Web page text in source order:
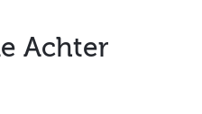
Achter